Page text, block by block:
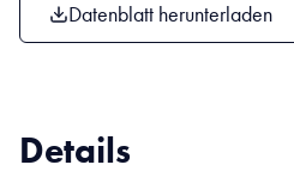
Datenblatt herunterladen
Details